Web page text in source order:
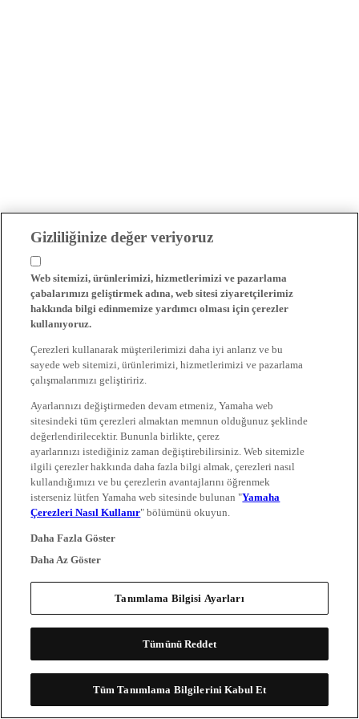
Gizliliğinize değer veriyoruz
Web sitemizi, ürünlerimizi, hizmetlerimizi ve pazarlama
çabalarımızı geliştirmek adına, web sitesi ziyaretçilerimiz
hakkında bilgi edinmemize yardımcı olması için çerezler
kullanıyoruz.
Çerezleri kullanarak müşterilerimizi daha iyi anlarız ve bu
sayede web sitemizi, ürünlerimizi, hizmetlerimizi ve pazarlama
çalışmalarımızı geliştiririz.
Ayarlarınızı değiştirmeden devam etmeniz, Yamaha web
sitesindeki tüm çerezleri almaktan memnun olduğunuz şeklinde
değerlendirilecektir. Bununla birlikte, çerez
ayarlarınızı istediğiniz zaman değiştirebilirsiniz. Web sitemizle
ilgili çerezler hakkında daha fazla bilgi almak, çerezleri nasıl
kullandığımızı ve bu çerezlerin avantajlarını öğrenmek
isterseniz lütfen Yamaha web sitesinde bulunan "Yamaha
Çerezleri Nasıl Kullanır" bölümünü okuyun.
Daha Fazla Göster
Daha Az Göster
Tanımlama Bilgisi Ayarları
Tümünü Reddet
Tüm Tanımlama Bilgilerini Kabul Et